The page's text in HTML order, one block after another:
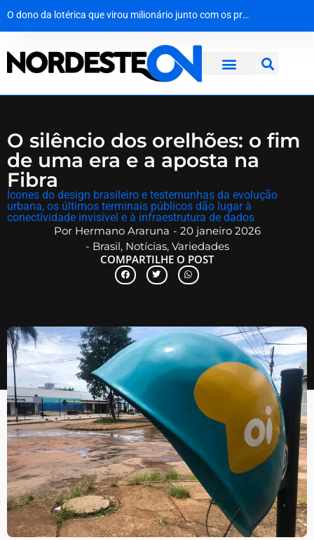
O dono da lotérica que virou milionário junto com os próprios clientes
Da areia ao lar: 8 mil garrafas de vidro viram casa de 70 m² em Pernambuco
O nerd de barba branca que preferia Homero ao poderMenos status, mais patrimônio: o economista que trocou o luxo por um Uno 94
O silêncio dos orelhões: o fim
de uma era e a aposta na
Fibra
​Ícones do design brasileiro e testemunhas da evolução
urbana, os últimos terminais públicos dão lugar à
conectividade invisível e à infraestrutura de dados
PorHermano Araruna - 20 janeiro 2026
- Brasil, Notícias, Variedades
COMPARTILHE O POST